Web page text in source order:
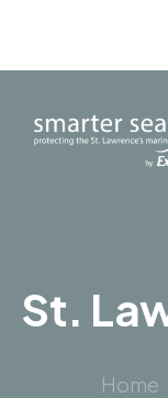
St.
Home